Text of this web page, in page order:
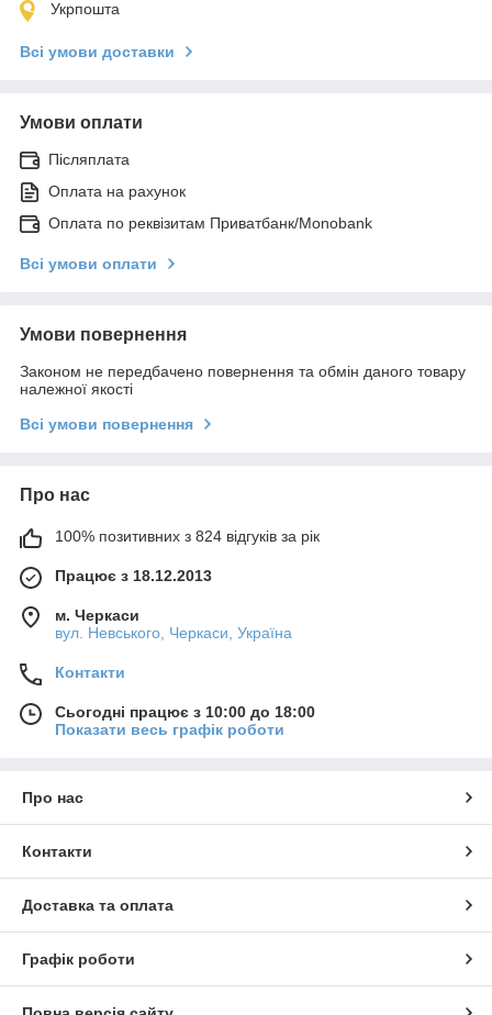
Укрпошта
Всі умови доставки
Умови оплати
Післяплата
Оплата на рахунок
Оплата по реквізитам Приватбанк/Monobank
Всі умови оплати
Умови повернення
Законом не передбачено повернення та обмін даного товару
належної якості
Всі умови повернення
Про нас
100% позитивних з 824 відгуків за рік
Працює з 18.12.2013
м. Черкаси
вул. Невського, Черкаси, Україна
Контакти
Сьогодні працює з 10:00 до 18:00
Показати весь графік роботи
Про нас
Контакти
Доставка та оплата
Графік роботи